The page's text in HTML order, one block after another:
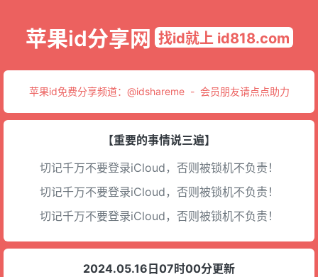
苹果id分享网 找id就上 id818.com
苹果id免费分享频道： @idshareme- 会员朋友请点点助力
【重要的事情说三遍】
切记千万不要登录iCloud，否则被锁机不负责！
切记千万不要登录iCloud，否则被锁机不负责！
切记千万不要登录iCloud，否则被锁机不负责！
2024.05.16日07时00分更新